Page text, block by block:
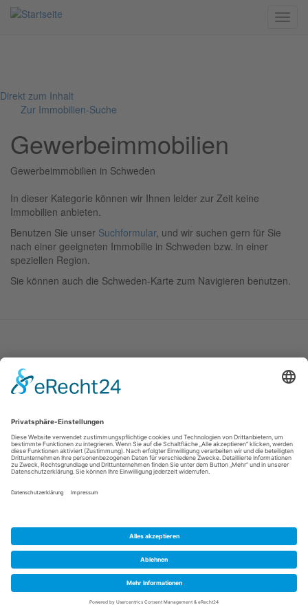
Direkt zum Inhalt
Zur Immobilien-Suche
Gewerbeimmobilien
Gewerbeimmobilien in Schweden
In dieser Kategorie können wir Ihnen leider zur Zeit keine
Immobilien anbieten.
Benutzen Sie unser Suchformular, und wir suchen gern für Sie
nach einer geeigneten Immobilie in Schweden bzw. in einer
speziellen Region.
Sie können auch die Schweden-Karte zum Navigieren benutzen.
Fußbereich
Impressum
Datenschutz
© 2025 -Schweden Immobilien Online
S-43832 Landvetter
Alle Rechte vorbehalten --- Webdesign:Drupal Agenturmedia